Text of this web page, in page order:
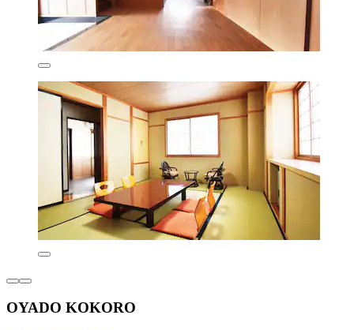
OYADO KOKORO